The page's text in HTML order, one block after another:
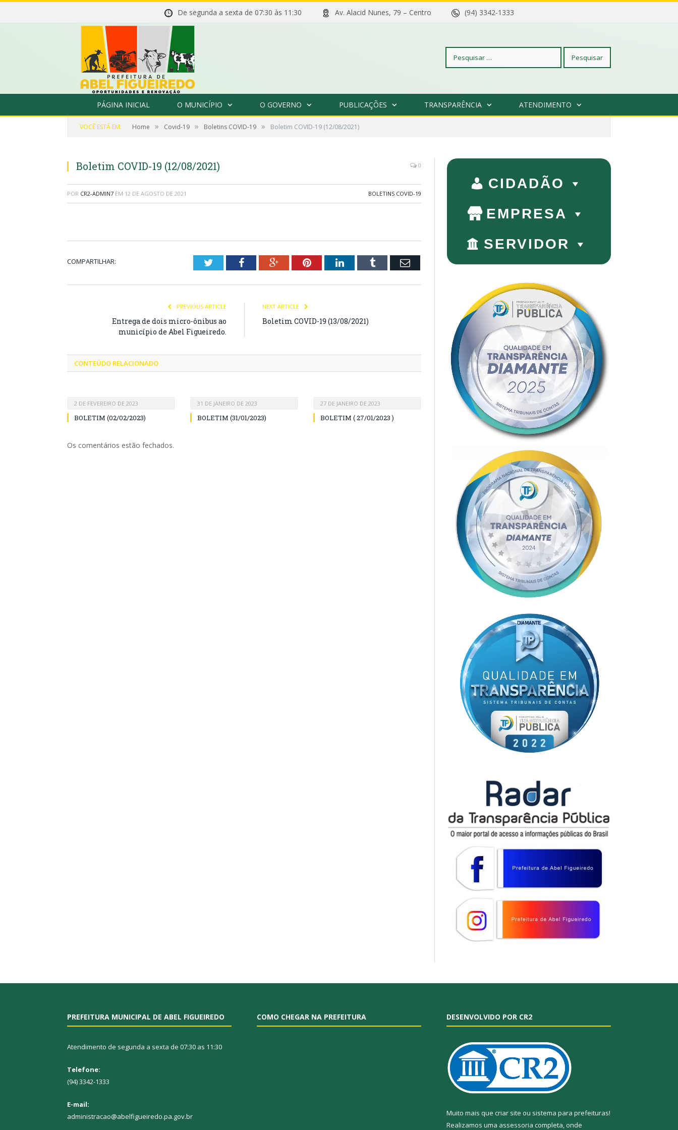
De segunda a sexta de 07:30 às 11:30 Av. Alacid Nunes, 79 – Centro (94) 3342-1333
Pesquisar
PÁGINA INICIAL O MUNICÍPIO O GOVERNO PUBLICAÇÕES TRANSPARÊNCIA ATENDIMENTO
VOCÊ ESTÁ EM: Home » Covid-19 » Boletins COVID-19 » Boletim COVID-19 (12/08/2021)
Boletim COVID-19 (12/08/2021) 0
POR CR2-ADMIN7 EM 12 DE AGOSTO DE 2021 BOLETINS COVID-19
COMPARTILHAR: TwitterFacebookGoogle+PinterestLinkedInTumblr Email
PREVIOUS ARTICLE
Entrega de dois micro-ônibus ao
município de Abel Figueiredo.
NEXT ARTICLE
Boletim COVID-19 (13/08/2021)
CONTEÚDO RELACIONADO
2 DE FEVEREIRO DE 2023
BOLETIM (02/02/2023)
31 DE JANEIRO DE 2023
BOLETIM (31/01/2023)
27 DE JANEIRO DE 2023
BOLETIM ( 27/01/2023 )
Os comentários estão fechados.
CIDADÃO
EMPRESA
SERVIDOR
PREFEITURA MUNICIPAL DE ABEL FIGUEIREDO
Atendimento de segunda a sexta de 07:30 as 11:30
Telefone:
(94) 3342-1333
E-mail:
administracao@abelfigueiredo.pa.gov.br
COMO CHEGAR NA PREFEITURA DESENVOLVIDO POR CR2
Muito mais que criar site ou sistema para prefeituras!
Realizamos uma assessoria completa, onde